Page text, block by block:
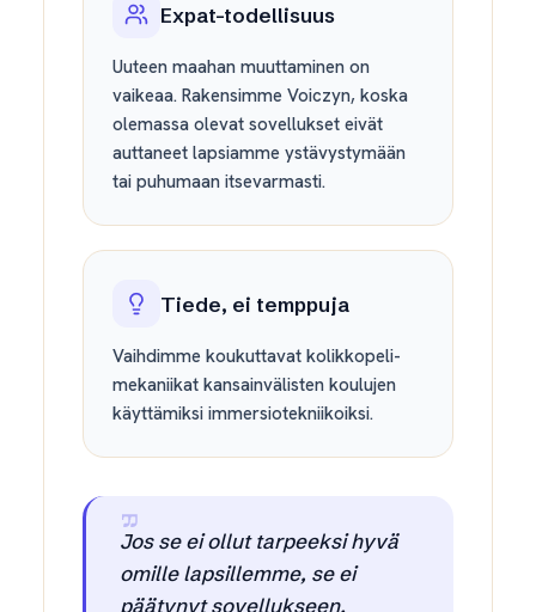
Expat-todellisuus
Uuteen maahan muuttaminen on
vaikeaa. Rakensimme Voiczyn, koska
olemassa olevat sovellukset eivät
auttaneet lapsiamme ystävystymään
tai puhumaan itsevarmasti.
Tiede, ei temppuja
Vaihdimme koukuttavat kolikkopeli-
mekaniikat kansainvälisten koulujen
käyttämiksi immersiotekniikoiksi.
Jos se ei ollut tarpeeksi hyvä
omille lapsillemme, se ei
päätynyt sovellukseen.